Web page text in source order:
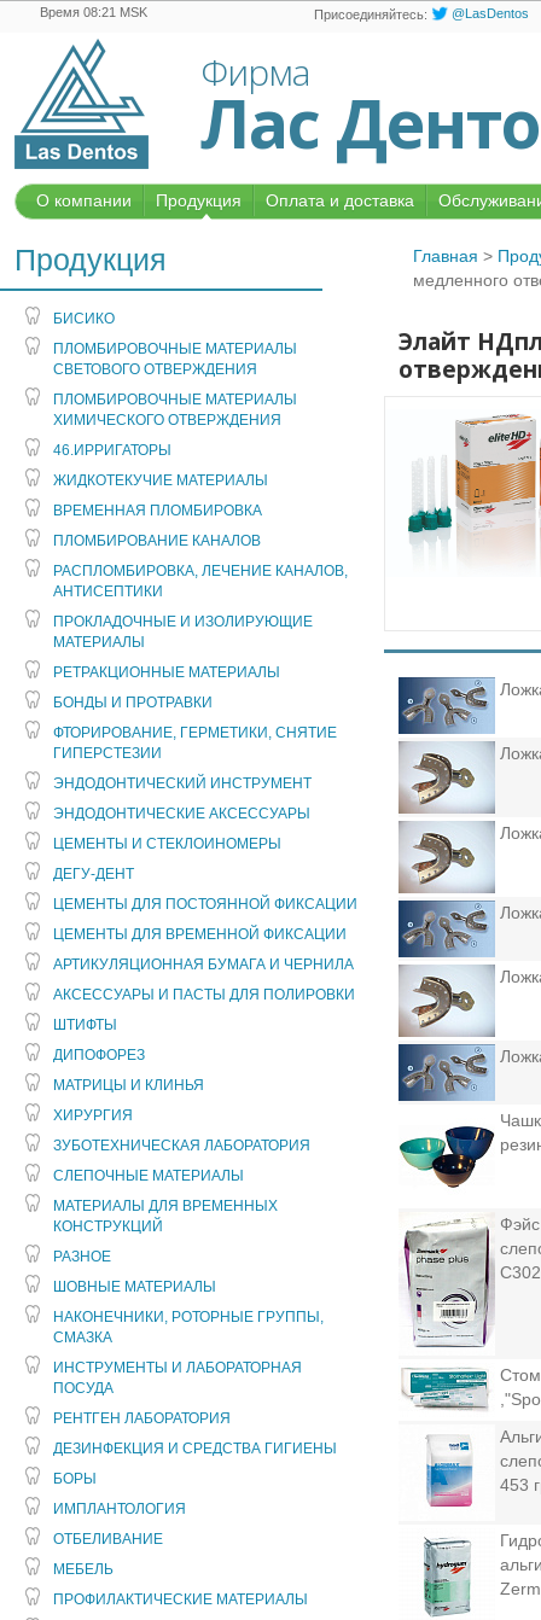
Время 08:21 MSK Присоединяйтесь: @LasDentos
Фирма
Лас
О компании Продукция Оплата и доставка
Продукция
БИСИКО
ПЛОМБИРОВОЧНЫЕ МАТЕРИАЛЫ
СВЕТОВОГО ОТВЕРЖДЕНИЯ
ПЛОМБИРОВОЧНЫЕ МАТЕРИАЛЫ
ХИМИЧЕСКОГО ОТВЕРЖДЕНИЯ
46.ИРРИГАТОРЫ
ЖИДКОТЕКУЧИЕ МАТЕРИАЛЫ
ВРЕМЕННАЯ ПЛОМБИРОВКА
ПЛОМБИРОВАНИЕ КАНАЛОВ
РАСПЛОМБИРОВКА, ЛЕЧЕНИЕ КАНАЛОВ,
АНТИСЕПТИКИ
ПРОКЛАДОЧНЫЕ И ИЗОЛИРУЮЩИЕ
МАТЕРИАЛЫ
РЕТРАКЦИОННЫЕ МАТЕРИАЛЫ
БОНДЫ И ПРОТРАВКИ
ФТОРИРОВАНИЕ, ГЕРМЕТИКИ, СНЯТИЕ
ГИПЕРСТЕЗИИ
ЭНДОДОНТИЧЕСКИЙ ИНСТРУМЕНТ
ЭНДОДОНТИЧЕСКИЕ АКСЕССУАРЫ
ЦЕМЕНТЫ И СТЕКЛОИНОМЕРЫ
ДЕГУ-ДЕНТ
ЦЕМЕНТЫ ДЛЯ ПОСТОЯННОЙ ФИКСАЦИИ
ЦЕМЕНТЫ ДЛЯ ВРЕМЕННОЙ ФИКСАЦИИ
АРТИКУЛЯЦИОННАЯ БУМАГА И ЧЕРНИЛА
АКСЕССУАРЫ И ПАСТЫ ДЛЯ ПОЛИРОВКИ
ШТИФТЫ
ДИПОФОРЕЗ
МАТРИЦЫ И КЛИНЬЯ
ХИРУРГИЯ
ЗУБОТЕХНИЧЕСКАЯ ЛАБОРАТОРИЯ
СЛЕПОЧНЫЕ МАТЕРИАЛЫ
МАТЕРИАЛЫ ДЛЯ ВРЕМЕННЫХ
КОНСТРУКЦИЙ
РАЗНОЕ
ШОВНЫЕ МАТЕРИАЛЫ
НАКОНЕЧНИКИ, РОТОРНЫЕ ГРУППЫ,
СМАЗКА
ИНСТРУМЕНТЫ И ЛАБОРАТОРНАЯ
ПОСУДА
РЕНТГЕН ЛАБОРАТОРИЯ
ДЕЗИНФЕКЦИЯ И СРЕДСТВА ГИГИЕНЫ
БОРЫ
ИМПЛАНТОЛОГИЯ
ОТБЕЛИВАНИЕ
МЕБЕЛЬ
ПРОФИЛАКТИЧЕСКИЕ МАТЕРИАЛЫ
Главная >
медленного
Элайт
453